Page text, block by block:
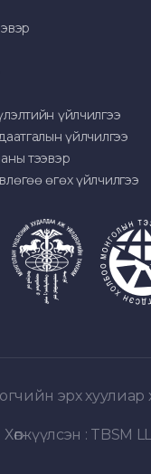
үйлчилгээ
үйлчилгээ
тээвэр
өгөх үйлчилгээ
эрх хуулиар
Хөгжүүлсэн : TBSM